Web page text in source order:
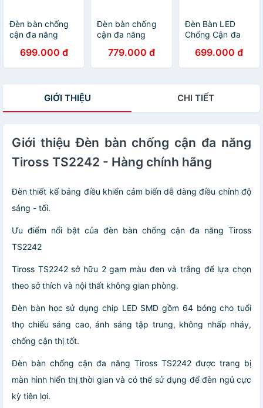
Đèn bàn chống
cận đa năng
TS2247 - Hàng
chính hãng
699.000 đ
Đèn bàn chống
cận đa năng
Hàng chính hãng
779.000 đ
Đèn Bàn LED
Chống Cận đa
TS2246 - Hàng
chính hãng
699.000 đ
GIỚI THIỆU CHI TIẾT
Giới thiệu Đèn bàn chống cận đa năng
Tiross TS2242 - Hàng chính hãng
Đèn thiết kế bảng điều khiển cảm biến dễ dàng điều chỉnh độ
sáng - tối.
Ưu điểm nổi bật của đèn bàn chống cận đa năng Tiross
TS2242
Tiross TS2242 sở hữu 2 gam màu đen và trắng để lựa chọn
theo sở thích và nội thất không gian phòng.
Đèn bàn học sử dụng chip LED SMD gồm 64 bóng cho tuổi
thọ chiếu sáng cao, ánh sáng tập trung, không nhấp nháy,
chống cận thị tốt.
Đèn bàn chống cận đa năng Tiross TS2242 được trang bị
màn hình hiển thị thời gian và có thể sử dụng để đèn ngủ cực
kỳ tiện lợi.